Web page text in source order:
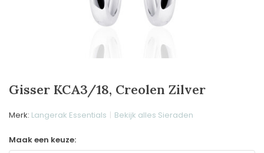
Gisser KCA3/18, Creolen Zilver
Merk: Langerak Essentials Bekijk alles Sieraden
Maak een keuze: